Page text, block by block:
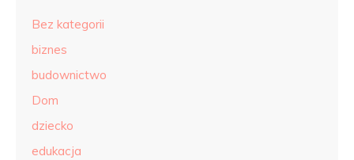
Bez kategorii
biznes
budownictwo
Dom
dziecko
edukacja